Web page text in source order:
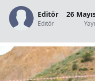
Editör
Editör
26